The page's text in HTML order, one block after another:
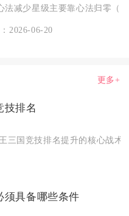
法减少星级主要靠心法归零（
2026-06-20
更多+
技排名
三国竞技排名提升的核心战术
须具备哪些条件